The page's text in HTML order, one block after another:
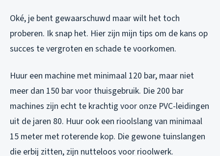
Oké, je bent gewaarschuwd maar wilt het toch
proberen. Ik snap het. Hier zijn mijn tips om de kans op
succes te vergroten en schade te voorkomen.
Huur een machine met minimaal 120 bar, maar niet
meer dan 150 bar voor thuisgebruik. Die 200 bar
machines zijn echt te krachtig voor onze PVC-leidingen
uit de jaren 80. Huur ook een rioolslang van minimaal
15 meter met roterende kop. Die gewone tuinslangen
die erbij zitten, zijn nutteloos voor rioolwerk.